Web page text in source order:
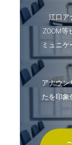
江口ア
ZOOM等
ミュニ
アナウン
たを印象